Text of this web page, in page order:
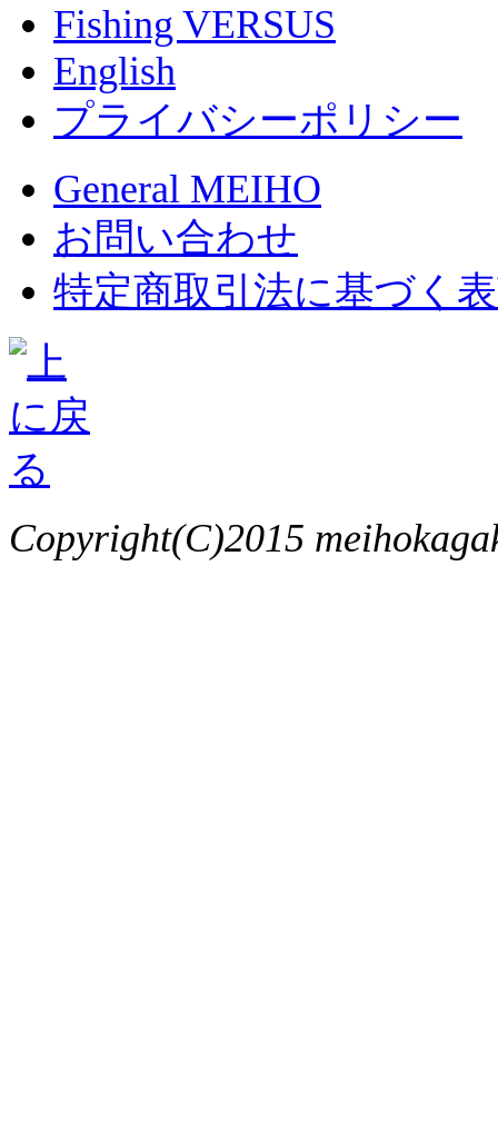
Fishing VERSUS
English
プライバシーポリシー
General MEIHO
お問い合わせ
特定商取引法に基づく
Copyright(C)2015